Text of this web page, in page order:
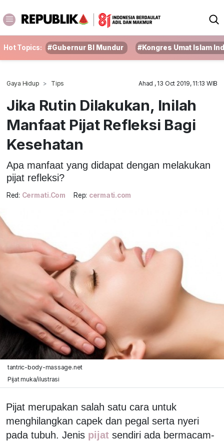
Hot Topics: #Gubernur BI Mundur #Kongres Umat Islam
Gaya Hidup Tips Ahad , 13 Oct 2019, 11:13 WIB
Jika Rutin Dilakukan, Inilah
Manfaat Pijat Refleksi Bagi
Kesehatan
Apa manfaat yang didapat dengan melakukan
pijat refleksi?
Red: Cermati.com Rep: cermati.com
tantric-body-massage.net
Pijat muka/ilustrasi
Pijat merupakan salah satu cara untuk
menghilangkan capek dan pegal serta nyeri
pada tubuh. Jenis pijat sendiri ada bermacam-